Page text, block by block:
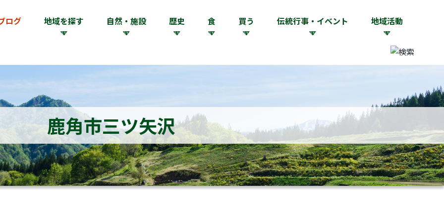
ログ 地域を探す 自然・施設 歴史 食 買う 伝統行事・イベント 地域活動
鹿角市三ツ矢沢